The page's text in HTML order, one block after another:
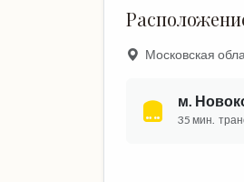
Московская
м.
35 мин.